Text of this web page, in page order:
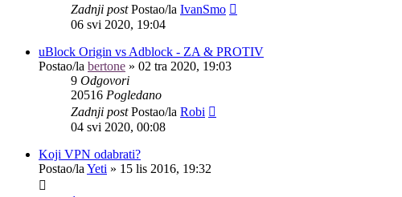
Zadnji postPostao/la IvanSmo
06 svi 2020, 19:04
uBlock Origin vs Adblock - ZA & PROTIV
Postao/la bertone » 02 tra 2020, 19:03
9 Odgovori
20516 Pogledano
Zadnji postPostao/la Robi
04 svi 2020, 00:08
Koji VPN odabrati?
Postao/la Yeti » 15 lis 2016, 19:32